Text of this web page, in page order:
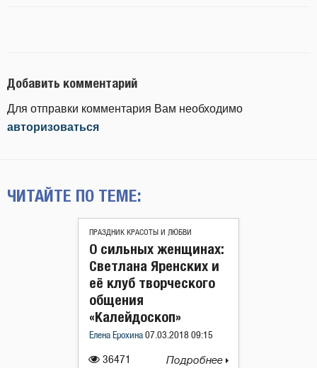
Добавить комментарий
Для отправки комментария Вам необходимо
авторизоваться
ЧИТАЙТЕ ПО ТЕМЕ:
ПРАЗДНИК КРАСОТЫ И ЛЮБВИ
36471
О сильных женщинах:
Светлана Яренских и
её клуб творческого
общения
«Калейдоскоп»
Елена Ерохина 07.03.2018 09:15
Подробнее